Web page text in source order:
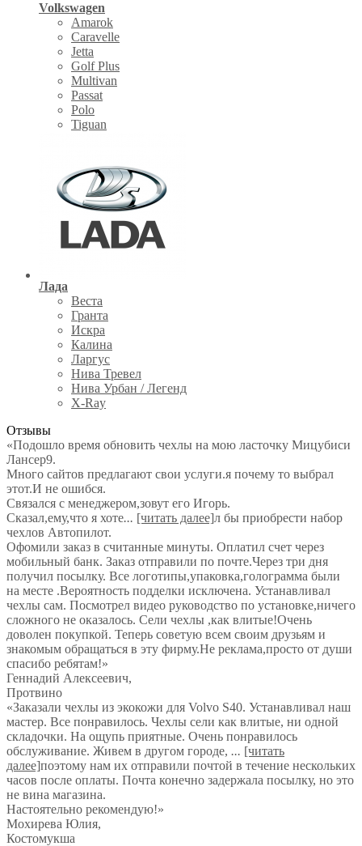
Volkswagen
Amarok
Caravelle
Jetta
Golf Plus
Multivan
Passat
Polo
Tiguan
Лада
Веста
Гранта
Искра
Калина
Ларгус
Нива Тревел
Нива Урбан / Легенд
X-Ray
Отзывы
«Подошло время обновить чехлы на мою ласточку Мицубиси
Лансер9.
Много сайтов предлагают свои услуги.я почему то выбрал
этот.И не ошибся.
Связался с менеджером,зовут его Игорь.
Сказал,ему,что я хоте... [читать далее]л бы приобрести набор
чехлов Автопилот.
Офомили заказ в считанные минуты. Оплатил счет через
мобильный банк. Заказ отправили по почте.Через три дня
получил посылку. Все логотипы,упаковка,голограмма были
на месте .Вероятность подделки исключена. Устанавливал
чехлы сам. Посмотрел видео руководство по установке,ничего
сложного не оказалось. Сели чехлы ,как влитые!Очень
доволен покупкой. Теперь советую всем своим друзьям и
знакомым обращаться в эту фирму.Не реклама,просто от души
спасибо ребятам!»
Геннадий Алексеевич,
Протвино
«Заказали чехлы из экокожи для Volvo S40. Устанавливал наш
мастер. Все понравилось. Чехлы сели как влитые, ни одной
складочки. На ощупь приятные. Очень понравилось
обслуживание. Живем в другом городе, ... [читать
далее]поэтому нам их отправили почтой в течение нескольких
часов после оплаты. Почта конечно задержала посылку, но это
не вина магазина.
Настоятельно рекомендую!»
Мохирева Юлия,
Костомукша